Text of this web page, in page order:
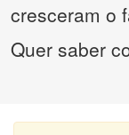
cresceram o
Quer saber